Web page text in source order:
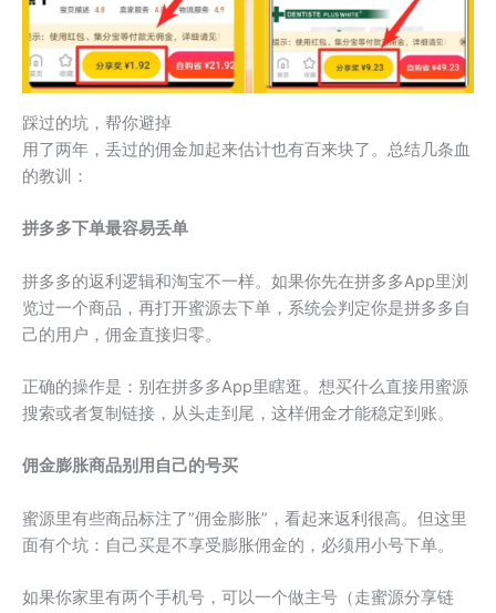
踩过的坑，帮你避掉
用了两年，丢过的佣金加起来估计也有百来块了。总结几条血
的教训：
拼多多下单最容易丢单
拼多多的返利逻辑和淘宝不一样。如果你先在拼多多App里浏
览过一个商品，再打开蜜源去下单，系统会判定你是拼多多自
己的用户，佣金直接归零。
正确的操作是：别在拼多多App里瞎逛。想买什么直接用蜜源
搜索或者复制链接，从头走到尾，这样佣金才能稳定到账。
佣金膨胀商品别用自己的号买
蜜源里有些商品标注了”佣金膨胀”，看起来返利很高。但这里
面有个坑：自己买是不享受膨胀佣金的，必须用小号下单。
如果你家里有两个手机号，可以一个做主号（走蜜源分享链